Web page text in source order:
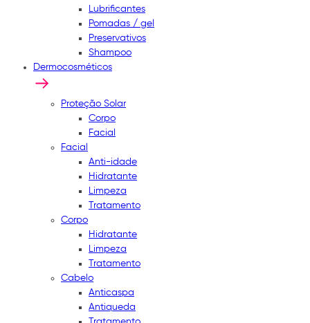
Lubrificantes
Pomadas / gel
Preservativos
Shampoo
Dermocosméticos
Proteção Solar
Corpo
Facial
Facial
Anti-idade
Hidratante
Limpeza
Tratamento
Corpo
Hidratante
Limpeza
Tratamento
Cabelo
Anticaspa
Antiqueda